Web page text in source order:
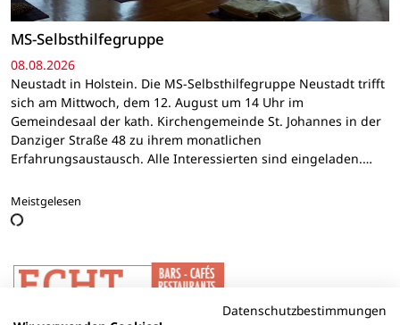
MS-Selbsthilfegruppe
08.08.2026
Neustadt in Holstein. Die MS-Selbsthilfegruppe Neustadt trifft
sich am Mittwoch, dem 12. August um 14 Uhr im
Gemeindesaal der kath. Kirchengemeinde St. Johannes in der
Danziger Straße 48 zu ihrem monatlichen
Erfahrungsaustausch. Alle Interessierten sind eingeladen.…
Meistgelesen
Datenschutzbestimmungen